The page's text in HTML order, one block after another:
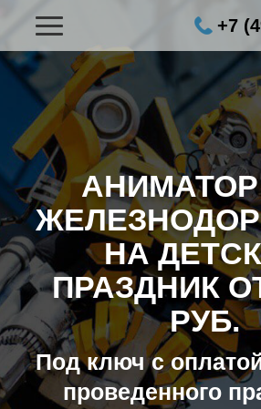
+7
АНИМАТОР
НА
ПРАЗДНИК
РУБ.
Под ключ с
проведенного